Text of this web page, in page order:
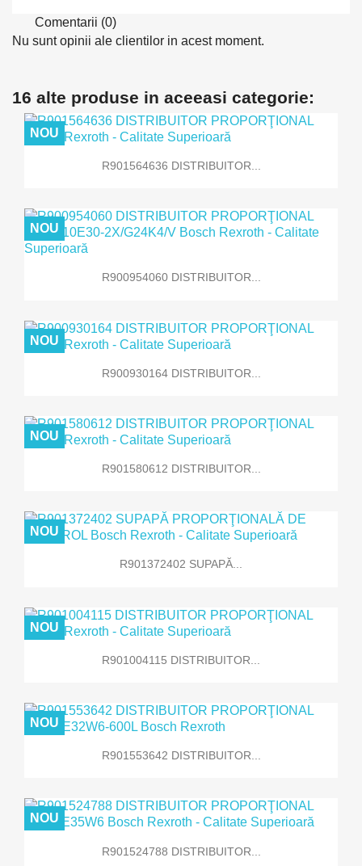
Comentarii (0)
Nu sunt opinii ale clientilor in acest moment.
16 alte produse in aceeasi categorie:
R901564636 DISTRIBUITOR...
NOU
R900954060 DISTRIBUITOR...
NOU
R900930164 DISTRIBUITOR...
NOU
R901580612 DISTRIBUITOR...
NOU
R901372402 SUPAPĂ...
NOU
R901004115 DISTRIBUITOR...
NOU
R901553642 DISTRIBUITOR...
NOU
R901524788 DISTRIBUITOR...
NOU